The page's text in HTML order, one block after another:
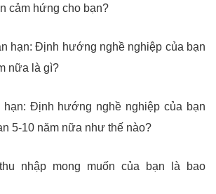
cảm hứng cho bạn?
hạn: Định hướng nghề nghiệp của bạn
nữa là gì?
hạn: Định hướng nghề nghiệp của bạn
5-10 năm nữa như thế nào?
nhập mong muốn của bạn là bao